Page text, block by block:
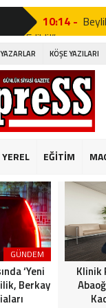
10:14 -
Edildi!”
19:53 -
19:51 -
19:49 -
GÜNKÜ GİBİ
10:14 -
Edildi!”
19:53 -
19:51 -
YAZARLAR KÖŞE YAZILARI
YEREL EĞİTİM
GÜNDEM
‘Yeni
Berkay
Klinik